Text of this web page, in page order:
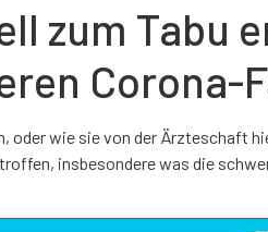
zum Tabu
Corona-
oder wie sie von der Ärzteschaft
insbesondere was die